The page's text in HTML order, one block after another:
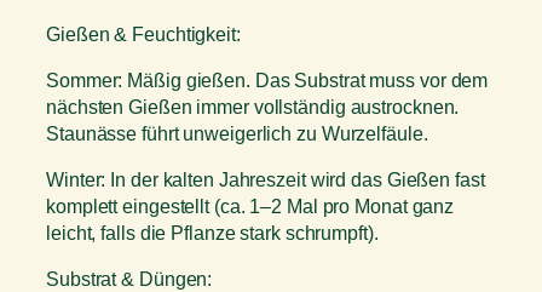
Gießen & Feuchtigkeit:
Sommer: Mäßig gießen. Das Substrat muss vor dem
nächsten Gießen immer vollständig austrocknen.
Staunässe führt unweigerlich zu Wurzelfäule.
Winter: In der kalten Jahreszeit wird das Gießen fast
komplett eingestellt (ca. 1–2 Mal pro Monat ganz
leicht, falls die Pflanze stark schrumpft).
Substrat & Düngen: